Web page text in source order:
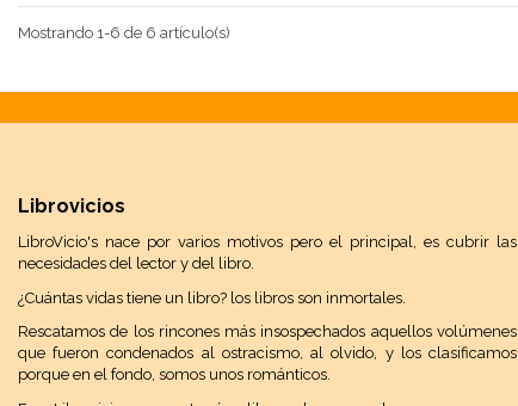
Mostrando 1-6 de 6 artículo(s)
Librovicios
LibroVicio's nace por varios motivos pero el principal, es cubrir las
necesidades del lector y del libro.
¿Cuántas vidas tiene un libro? los libros son inmortales.
Rescatamos de los rincones más insospechados aquellos volúmenes
que fueron condenados al ostracismo, al olvido, y los clasificamos
porque en el fondo, somos unos románticos.